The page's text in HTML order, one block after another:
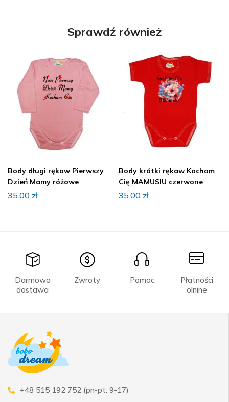
Sprawdź również
Body długi rękaw Pierwszy
Dzień Mamy różowe
35.00 zł
Body krótki rękaw Kocham
Cię MAMUSIU czerwone
35.00 zł
Darmowa
dostawa
Zwroty Pomoc
Płatności
olnine
+48 515 192 752 (pn-pt: 9-17)